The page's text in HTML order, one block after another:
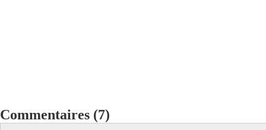
Commentaires (7)